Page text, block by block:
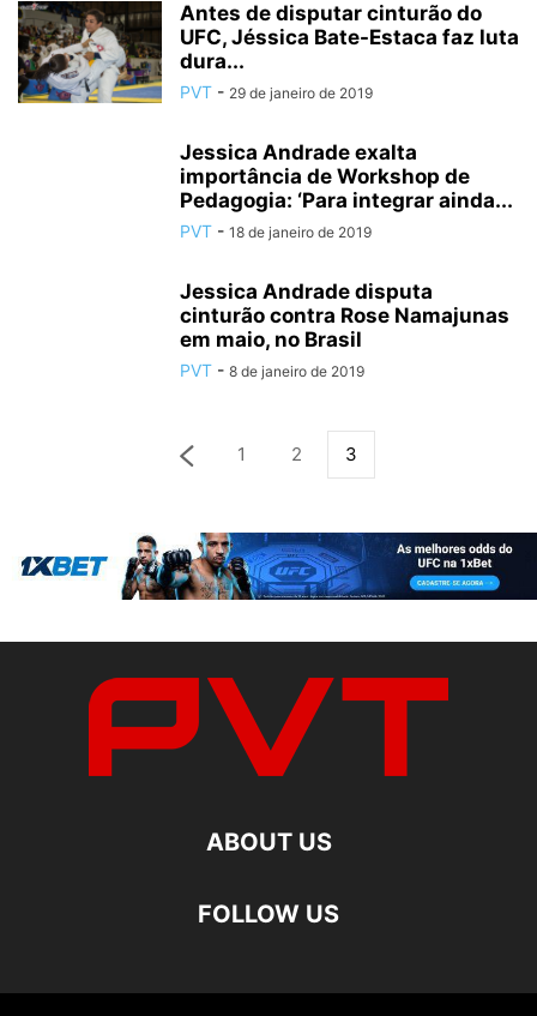
Antes de disputar cinturão do
UFC, Jéssica Bate-Estaca faz luta
dura...
PVT - 29 de janeiro de 2019
Jessica Andrade exalta
importância de Workshop de
Pedagogia: ‘Para integrar ainda...
PVT - 18 de janeiro de 2019
Jessica Andrade disputa
cinturão contra Rose Namajunas
em maio, no Brasil
PVT - 8 de janeiro de 2019
1 2 3
ABOUT US
FOLLOW US